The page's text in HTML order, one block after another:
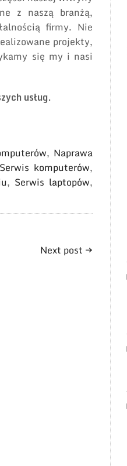
z naszą branżą,
firmy. Nie
projekty,
się my i nasi
usług.
, Naprawa
Serwis komputerów,
, Serwis laptopów,
Next post →